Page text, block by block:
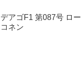
デアゴF1 第087号 ロ
コネン